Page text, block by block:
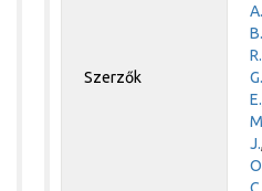
Szerzők
E.
J.